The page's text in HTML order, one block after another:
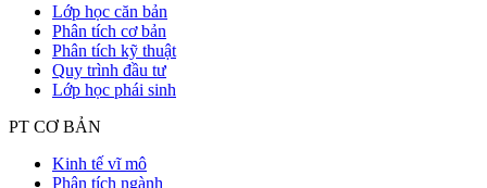
Lớp học căn bản
Phân tích cơ bản
Phân tích kỹ thuật
Quy trình đầu tư
Lớp học phái sinh
PT CƠ BẢN
Kinh tế vĩ mô
Phân tích ngành